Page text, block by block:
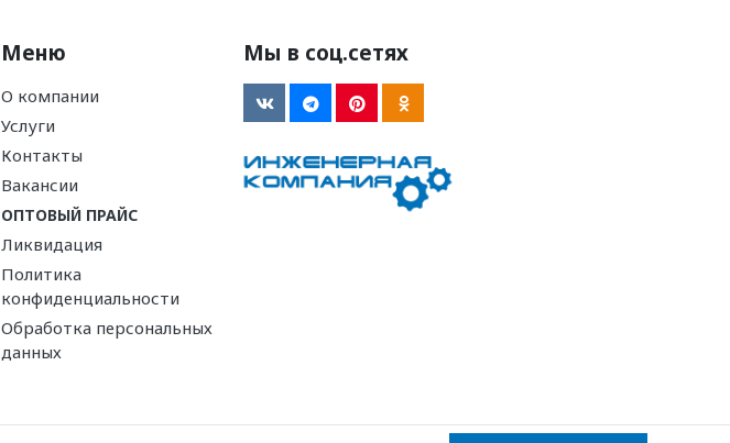
Меню
О компании
Услуги
Контакты
Вакансии
ОПТОВЫЙ ПРАЙС
Ликвидация
Политика
конфиденциальности
Обработка персональных
данных
Мы в соц.сетях